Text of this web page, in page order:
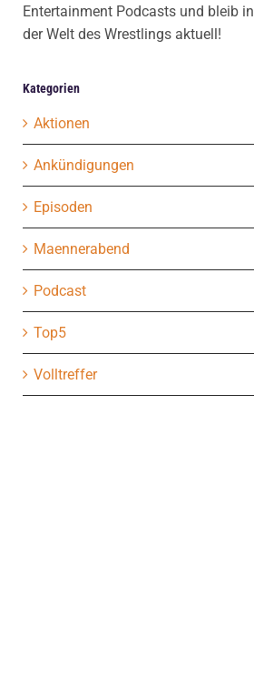
Entertainment Podcasts und bleib in
der Welt des Wrestlings aktuell!
Kategorien
Aktionen
Ankündigungen
Episoden
Maennerabend
Podcast
Top5
Volltreffer